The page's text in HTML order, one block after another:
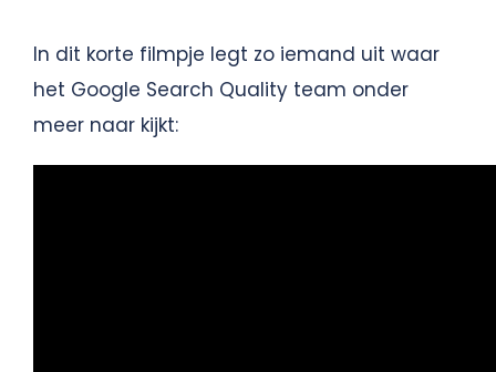
In dit korte filmpje legt zo iemand uit waar
het Google Search Quality team onder
meer naar kijkt: